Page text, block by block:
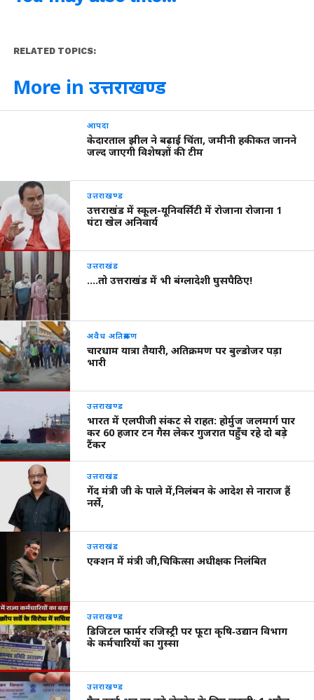
RELATED TOPICS:
More in उत्तराखण्ड
आपदा
केदारताल झील ने बढ़ाई चिंता, जमीनी हकीकत जानने
जल्द जाएगी विशेषज्ञों की टीम
उत्तराखण्ड
उत्तराखंड में स्कूल-यूनिवर्सिटी में रोजाना रोजाना 1
घंटा खेल अनिवार्य
उत्तराखंड
….तो उत्तराखंड में भी बंग्लादेशी घुसपैठिए!
अवैध अतिक्रमण
चारधाम यात्रा तैयारी, अतिक्रमण पर बुल्डोजर पड़ा
भारी
उत्तराखण्ड
भारत में एलपीजी संकट से राहत: होर्मुज जलमार्ग पार
कर 60 हजार टन गैस लेकर गुजरात पहुँच रहे दो बड़े
टैंकर
उत्तराखंड
गेंद मंत्री जी के पाले में,निलंबन के आदेश से नाराज हैं
नर्से,
उत्तराखंड
एक्शन में मंत्री जी,चिकित्सा अधीक्षक निलंबित
उत्तराखण्ड
डिजिटल फार्मर रजिस्ट्री पर फूटा कृषि‑उद्यान विभाग
के कर्मचारियों का गुस्सा
उत्तराखण्ड